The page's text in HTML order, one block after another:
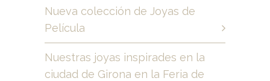
Nueva colección de Joyas de
Película
Nuestras joyas inspirades en la
ciudad de Girona en la Feria de